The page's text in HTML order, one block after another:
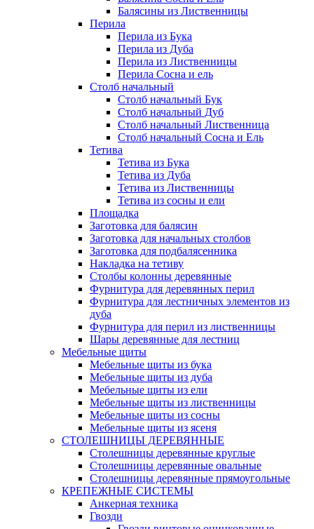
Балясины из Лиственницы
Перила
Перила из Бука
Перила из Дуба
Перила из Лиственницы
Перила Сосна и ель
Столб начальный
Столб начальный Бук
Столб начальный Дуб
Столб начальный Лиственница
Столб начальный Сосна и Ель
Тетива
Тетива из Бука
Тетива из Дуба
Тетива из Лиственницы
Тетива из сосны и ели
Площадка
Заготовка для балясин
Заготовка для начальных столбов
Заготовка для подбалясенника
Накладка на тетиву
Столбы колонны деревянные
Фурнитура для деревянных перил
Фурнитура для лестничных элементов из
дуба
Фурнитура для перил из лиственницы
Шары деревянные для лестниц
Мебельные щиты
Мебельные щиты из бука
Мебельные щиты из дуба
Мебельные щиты из ели
Мебельные щиты из лиственницы
Мебельные щиты из сосны
Мебельные щиты из ясеня
СТОЛЕШНИЦЫ ДЕРЕВЯННЫЕ
Столешницы деревянные круглые
Столешницы деревянные овальные
Столешницы деревянные прямоугольные
КРЕПЕЖНЫЕ СИСТЕМЫ
Анкерная техника
Гвозди